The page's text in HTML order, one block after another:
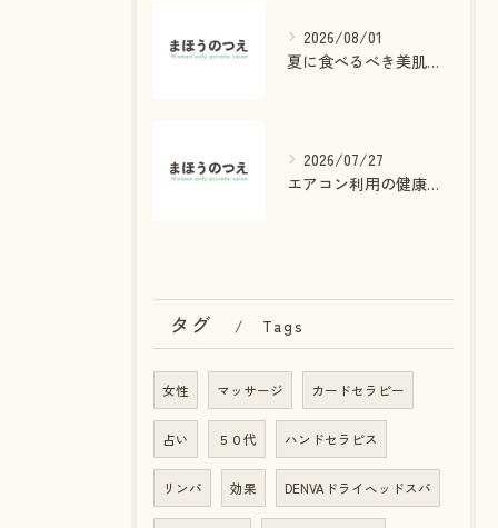
2026/08/01
夏に食べるべき美肌効果食材
2026/07/27
エアコン利用の健康被害を防ぐ方法
タグ Tags
女性 マッサージ カードセラピー
占い ５０代 ハンドセラピス
リンパ 効果 DENVAドライヘッドスパ